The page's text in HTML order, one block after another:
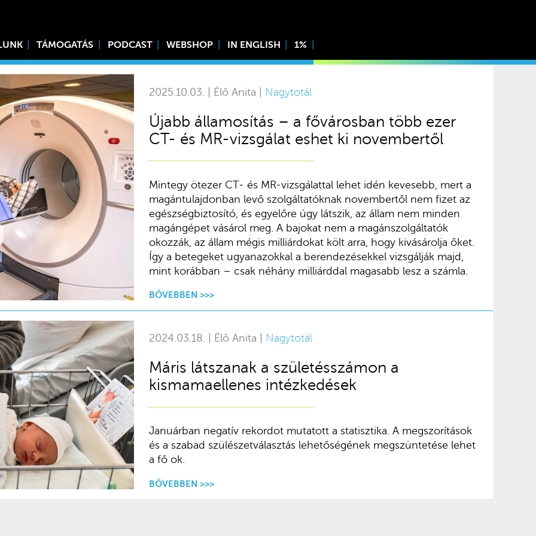
TÁMOGATÁS PODCAST WEBSHOP IN ENGLISH 1%
2025.10.03. | Élő Anita | Nagytotál
Újabb államosítás – a fővárosban több ezer
CT- és MR-vizsgálat eshet ki novembertől
Mintegy ötezer CT- és MR-vizsgálattal lehet idén kevesebb, mert a
magántulajdonban levő szolgáltatóknak novembertől nem fizet az
egészségbiztosító, és egyelőre úgy látszik, az állam nem minden
magángépet vásárol meg. A bajokat nem a magánszolgáltatók
okozzák, az állam mégis milliárdokat költ arra, hogy kivásárolja őket.
Így a betegeket ugyanazokkal a berendezésekkel vizsgálják majd,
mint korábban – csak néhány milliárddal magasabb lesz a számla.
BŐVEBBEN >>>
2024.03.18. | Élő Anita | Nagytotál
Máris látszanak a születésszámon a
kismamaellenes intézkedések
Januárban negatív rekordot mutatott a statisztika. A megszorítások
és a szabad szülészetválasztás lehetőségének megszüntetése lehet
a fő ok.
BŐVEBBEN >>>